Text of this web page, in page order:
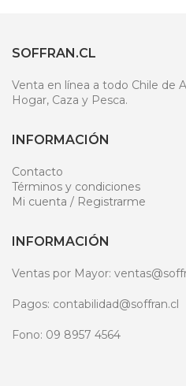
SOFFRAN.CL
Venta en línea a todo Chile de
Hogar, Caza y Pesca.
INFORMACIÓN
Contacto
Términos y condiciones
Mi cuenta / Registrarme
INFORMACIÓN
Ventas por Mayor:
Pagos: contabilidad@soffran.cl
Fono: 09 8957 4564